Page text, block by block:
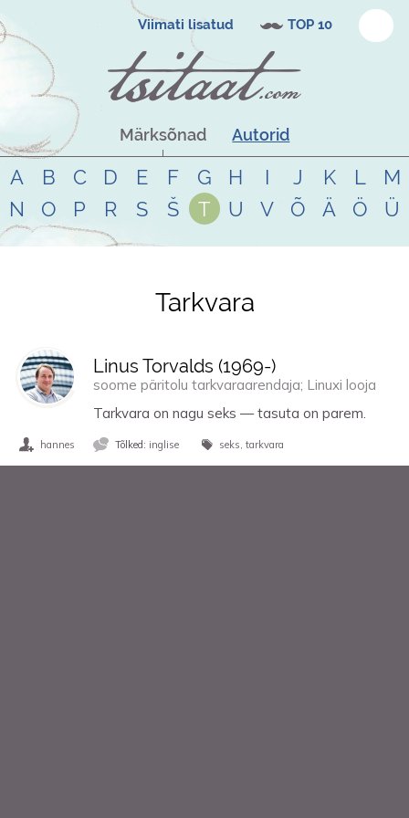
Viimati lisatud TOP 10
Märksõnad Autorid
A B C D E F G H I J K L
M
N
O P R S Š T U V Õ Ä Ö Ü
Tsitaadid teemal tarkvara
Tarkvara
Linus Torvalds (1969-)
soome päritolu tarkvaraarendaja; Linuxi looja
Tarkvara on nagu seks — tasuta on parem.
hannes Tõlked: inglise seks tarkvara